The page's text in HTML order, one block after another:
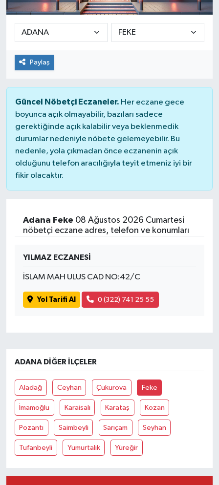
Paylaş
Güncel Nöbetçi Eczaneler. Her eczane gece
boyunca açık olmayabilir, bazıları sadece
gerektiğinde açık kalabilir veya beklenmedik
durumlar nedeniyle nöbete gelemeyebilir. Bu
nedenle, yola çıkmadan önce eczanenin açık
olduğunu telefon aracılığıyla teyit etmeniz iyi bir
fikir olacaktır.
Adana Feke 08 Ağustos 2026 Cumartesi
nöbetçi eczane adres, telefon ve konumları
YILMAZ ECZANESİ
İSLAM MAH ULUS CAD NO:42/C
Yol Tarifi Al 0 (322) 741 25 55
ADANA DIĞER İLÇELER
Aladağ Ceyhan Çukurova Feke
İmamoğlu Karaisalı Karataş Kozan
Pozantı Saimbeyli Sarıçam Seyhan
Tufanbeyli Yumurtalık Yüreğir
Ekonomi
Sağlık
Teknoloji